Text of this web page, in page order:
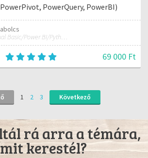
PowerQuery, PowerBI)
MS Excel/Visual Basic/Power BI/Python adatelemzési szakértő
69 000 Ft
1 2 3 Következő
rá arra a témára,
kerestél?